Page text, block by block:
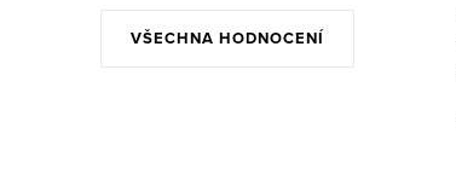
VŠECHNA HODNOCENÍ